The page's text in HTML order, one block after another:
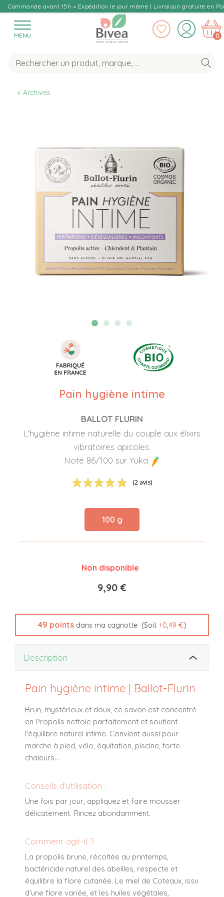
Commande avant 15h = Expédition le jour même | Livraison gratuite en
MENU 0
Archives
Pain hygiène intime
BALLOT FLURIN
L'hygiène intime naturelle du couple aux élixirs
vibratoires apicoles.
Noté 86/100 sur Yuka
(2 avis)
100 g
Non disponible
9,90 €
49 pointsdans ma cagnotte (Soit +0,49 €)
Description
Pain hygiène intime | Ballot-Flurin
Brun, mystérieux et doux, ce savon est concentré
en Propolis nettoie parfaitement et soutient
l'équilibre naturel intime. Convient aussi pour
marche à pied, vélo, équitation, piscine, forte
chaleurs...
Conseils d'utilisation :
Une fois par jour, appliquez et faire mousser
délicatement. Rincez abondamment.
Comment agit-il ?
La propolis brune, récoltée au printemps,
bactéricide naturel des abeilles, respecte et
équilibre la flore cutanée. Le miel de Coteaux, issu
d'une flore variée, et les huiles végétales,